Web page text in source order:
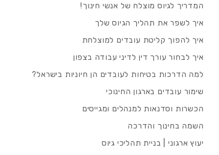
המדריך לגיוס מוצלח של אנשי חינוך!
איך לשפר את תהליך הגיוס שלך
איך להפוך קליטת עובדים למוצלחת
איך לבחור עורך דין לדיני עבודה בצפון
למה הדרכות בטיחות לעובדים הן חיוניות בישראל?
שימור עובדים בארגון החינוכי
הכשרות וסדנאות למנהלים ומגייסים
השמה בחינוך והדרכה
יעוץ ארגוני | בניית תהליכי גיוס